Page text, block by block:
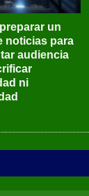
un
noticias para
audiencia
ni